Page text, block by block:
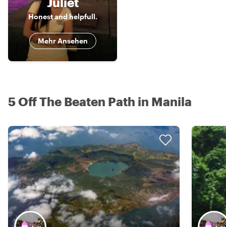
Honest and helpfull.
Mehr Ansehen
5 Off The Beaten Path in Manila